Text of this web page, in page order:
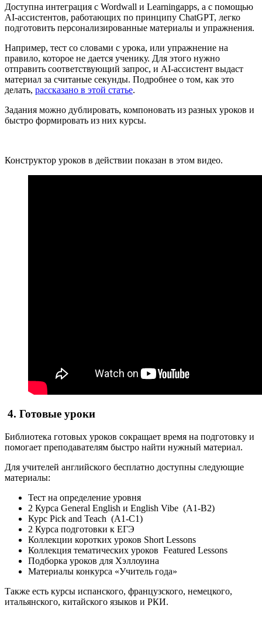
Доступна интеграция с Wordwall и Learningapps, а с помощью
AI-ассистентов, работающих по принципу ChatGPT, легко
подготовить персонализированные материалы и упражнения.
Например, тест со словами с урока, или упражнение на
правило, которое не дается ученику. Для этого нужно
отправить соответствующий запрос, и AI-ассистент выдаст
материал за считаные секунды. Подробнее о том, как это
делать, рассказано в этой статье.
Задания можно дублировать, компоновать из разных уроков и
быстро формировать из них курсы.
Конструктор уроков в действии показан в этом видео.
4. Готовые уроки
Библиотека готовых уроков сокращает время на подготовку и
помогает преподавателям быстро найти нужный материал.
Для учителей английского бесплатно доступны следующие
материалы:
Тест на определение уровня
2 Курса General English и English Vibe (A1-B2)
Курс Pick and Teach (A1-C1)
2 Курса подготовки к ЕГЭ
Коллекции коротких уроков Short Lessons
Коллекция тематических уроков Featured Lessons
Подборка уроков для Хэллоуина
Материалы конкурса «Учитель года»
Также есть курсы испанского, французского, немецкого,
итальянского, китайского языков и РКИ.